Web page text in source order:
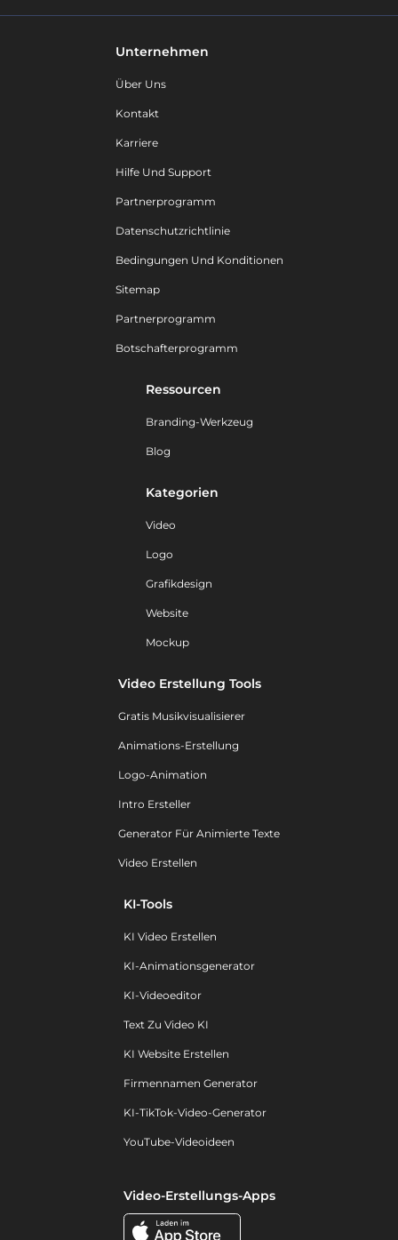
Unternehmen
Über Uns
Kontakt
Karriere
Hilfe Und Support
Partnerprogramm
Datenschutzrichtlinie
Bedingungen Und Konditionen
Sitemap
Partnerprogramm
Botschafterprogramm
Ressourcen
Branding-Werkzeug
Blog
Kategorien
Video
Logo
Grafikdesign
Website
Mockup
Video Erstellung Tools
Gratis Musikvisualisierer
Animations-Erstellung
Logo-Animation
Intro Ersteller
Generator Für Animierte Texte
Video Erstellen
KI-Tools
KI Video Erstellen
KI-Animationsgenerator
KI-Videoeditor
Text Zu Video KI
KI Website Erstellen
Firmennamen Generator
KI-TikTok-Video-Generator
YouTube-Videoideen
Video-Erstellungs-Apps